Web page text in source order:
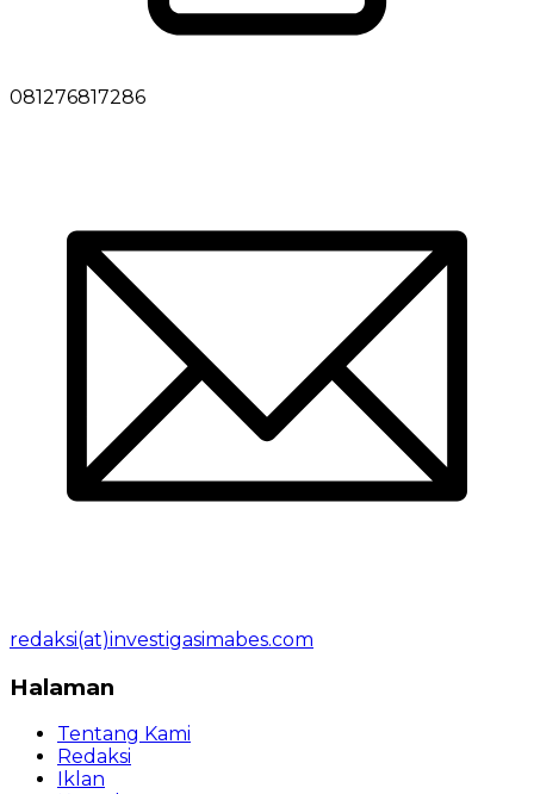
081276817286
redaksi(at)investigasimabes.com
Halaman
Tentang Kami
Redaksi
Iklan